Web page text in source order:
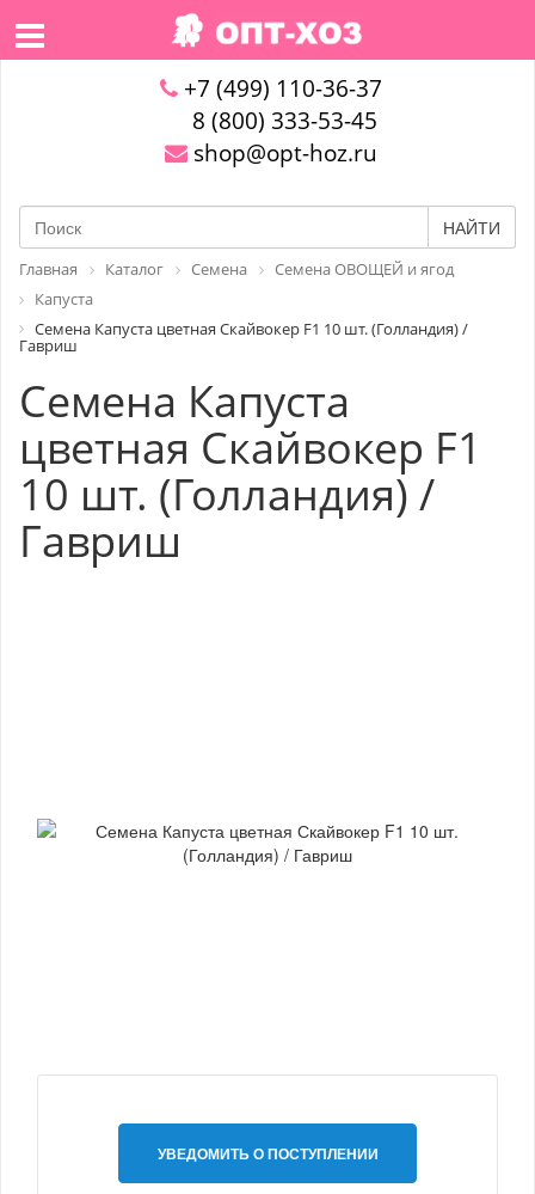
+7 (499) 110-36-37
8 (800) 333-53-45
shop@opt-hoz.ru
НАЙТИ
Главная Каталог Семена
Семена ОВОЩЕЙ и ягод
Капуста
Семена Капуста цветная Скайвокер F1 10 шт. (Голландия) /
Гавриш
Семена Капуста
цветная Скайвокер F1
10 шт. (Голландия) /
Гавриш
УВЕДОМИТЬ О ПОСТУПЛЕНИИ